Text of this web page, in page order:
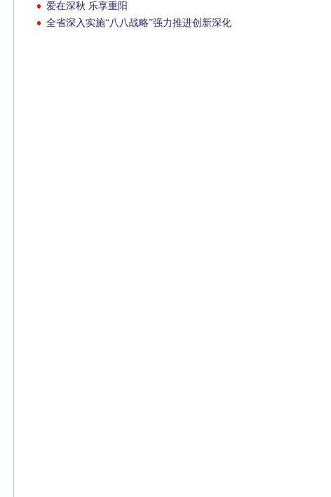
人 乡村振兴“领头雁”
爱在深秋 乐享重阳
全省深入实施“八八战略”强力推进创新深化